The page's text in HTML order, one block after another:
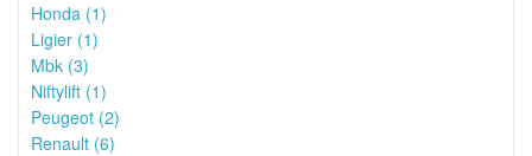
Honda (1)
Ligier (1)
Mbk (3)
Niftylift (1)
Peugeot (2)
Renault (6)